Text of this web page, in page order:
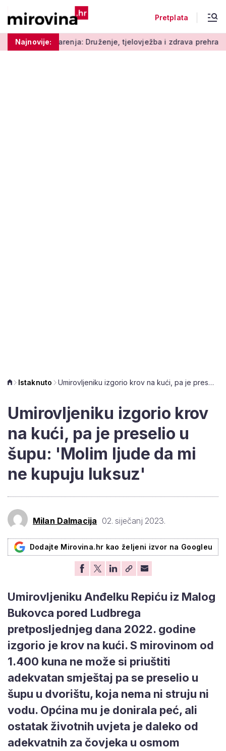
Pretplata
Najnovije:
Druženje, tjelovježba i zdrava prehrana za
Istaknuto Umirovljeniku izgorio krov na kući, pa je preselio u šupu: 'Molim ljude da mi ne kupuju luksuz'
Umirovljeniku izgorio krov
na kući, pa je preselio u
šupu: 'Molim ljude da mi
ne kupuju luksuz'
Milan Dalmacija 02. siječanj 2023.
Dodajte Mirovina.hr kao željeni izvor na Googleu
Umirovljeniku Anđelku Repiću iz Malog
Bukovca pored Ludbrega
pretposljednjeg dana 2022. godine
izgorio je krov na kući. S mirovinom od
1.400 kuna ne može si priuštiti
adekvatan smještaj pa se preselio u
šupu u dvorištu, koja nema ni struju ni
vodu. Općina mu je donirala peć, ali
ostatak životnih uvjeta je daleko od
adekvatnih za čovjeka u osmom